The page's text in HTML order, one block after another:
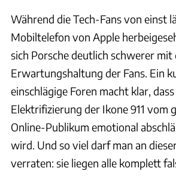
Während die Tech-Fans von einst
Mobiltelefon von Apple
sich Porsche deutlich schwerer mit
Erwartungshaltung der Fans. Ein
einschlägige Foren macht klar,
Elektrifizierung der Ikone 911 vom
Online-Publikum emotional
wird. Und so viel darf man an
verraten: sie liegen alle komplett